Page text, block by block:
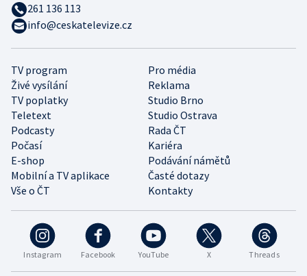
Instagram Facebook YouTube X Threads
TV program
Pro média
Živé vysílání
Reklama
TV poplatky
Studio Brno
Teletext
Studio Ostrava
Podcasty
Rada ČT
Počasí
Kariéra
E-shop
Podávání námětů
Mobilní a TV aplikace
Časté dotazy
Vše o ČT
Kontakty
261 136 113
info@ceskatelevize.cz